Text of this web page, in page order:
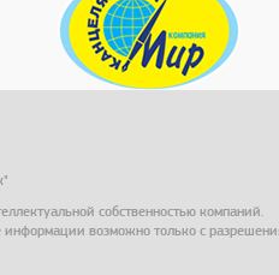
собственностью компаний.
информации возможно только с